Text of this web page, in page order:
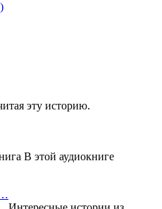
эту историю.
В этой аудиокниге